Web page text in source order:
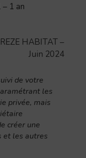
1 an
HABITAT –
Juin 2024
de votre
les
privée, mais
créer une
et les autres